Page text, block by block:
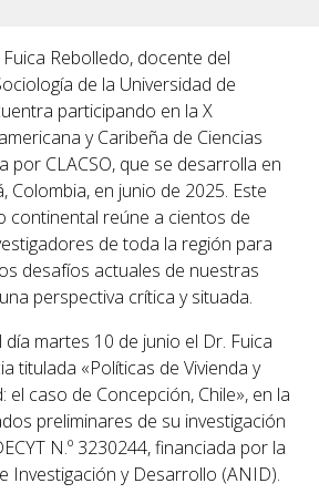
Rebolledo, docente del
de la Universidad de
participando en la X
y Caribeña de Ciencias
por CLACSO, que se desarrolla en
Colombia, en junio de 2025. Este
continental reúne a cientos de
de toda la región para
desafíos actuales de nuestras
perspectiva crítica y situada.
martes 10 de junio el Dr. Fuica
titulada «Políticas de Vivienda y
el caso de Concepción, Chile», en la
preliminares de su investigación
N.º 3230244, financiada por la
Investigación y Desarrollo (ANID).